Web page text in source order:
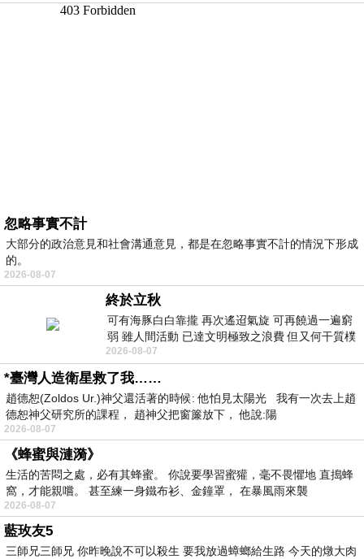
忽略事實不計
大部分的政治意見和社會溝通意見，都是在忽略事實不計的情況下形成
的。
2026-08-07
終於立秋
可有海豚白白靠攏 再次遙迢氣旋 可再饒過一遍窮
弱 雖人間活動 已達文明極致之浪費 但又何干質樸
者 只能白白陪葬
2026-08-07
*臺灣人造衛星救了我……
趙德恕(Zoldos Ur.)神父還活著的時候: 他怕見太陽光 我有一次去上趙
德恕神父研究所的課程， 趙神父把窗簾放下， 他說:陽
2026-08-07
《蜂蜜與漣漪》
生活的苦悶之處，必有其蜂蜜。 你說要學習蜜獾，毫不畏懼地 直搗蜂
窩，才能親嚐。 甚至練一身鐵布衫、金鐘罩， 在暴風雨來襲
2026-08-07
藍玫友5
三師兄三師兄 你昨晚說不可以殺生 要我放過蟑螂給生路 今天的燉大肉